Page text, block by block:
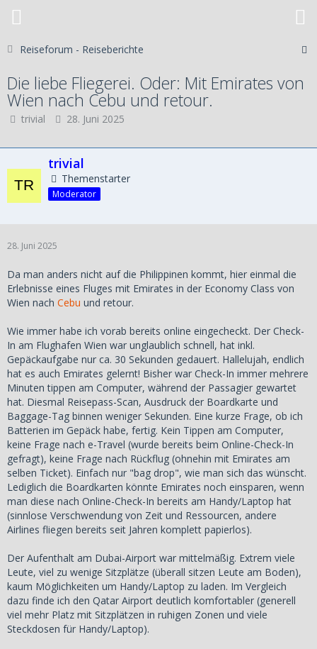
Reiseforum - Reiseberichte
Die liebe Fliegerei. Oder: Mit Emirates von
Wien nach Cebu und retour.
trivial 28. Juni 2025
trivial
Themenstarter
Moderator
28. Juni 2025
Da man anders nicht auf die Philippinen kommt, hier einmal die
Erlebnisse eines Fluges mit Emirates in der Economy Class von
Wien nach Cebu und retour.
Wie immer habe ich vorab bereits online eingecheckt. Der Check-
In am Flughafen Wien war unglaublich schnell, hat inkl.
Gepäckaufgabe nur ca. 30 Sekunden gedauert. Hallelujah, endlich
hat es auch Emirates gelernt! Bisher war Check-In immer mehrere
Minuten tippen am Computer, während der Passagier gewartet
hat. Diesmal Reisepass-Scan, Ausdruck der Boardkarte und
Baggage-Tag binnen weniger Sekunden. Eine kurze Frage, ob ich
Batterien im Gepäck habe, fertig. Kein Tippen am Computer,
keine Frage nach e-Travel (wurde bereits beim Online-Check-In
gefragt), keine Frage nach Rückflug (ohnehin mit Emirates am
selben Ticket). Einfach nur "bag drop", wie man sich das wünscht.
Lediglich die Boardkarten könnte Emirates noch einsparen, wenn
man diese nach Online-Check-In bereits am Handy/Laptop hat
(sinnlose Verschwendung von Zeit und Ressourcen, andere
Airlines fliegen bereits seit Jahren komplett papierlos).
Der Aufenthalt am Dubai-Airport war mittelmäßig. Extrem viele
Leute, viel zu wenige Sitzplätze (überall sitzen Leute am Boden),
kaum Möglichkeiten um Handy/Laptop zu laden. Im Vergleich
dazu finde ich den Qatar Airport deutlich komfortabler (generell
viel mehr Platz mit Sitzplätzen in ruhigen Zonen und viele
Steckdosen für Handy/Laptop).